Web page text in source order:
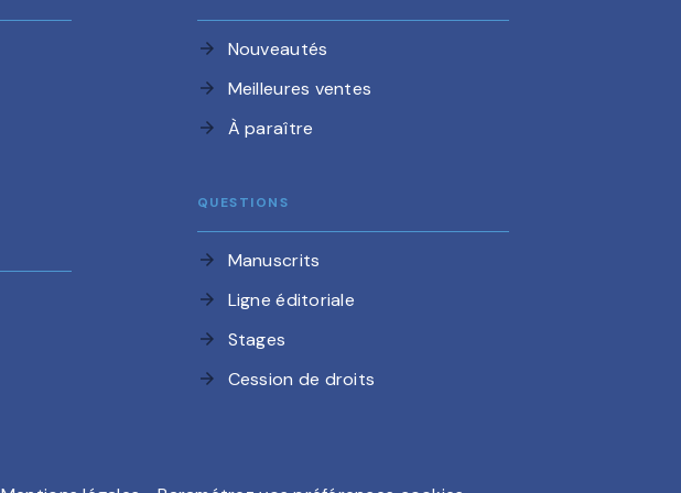
arrow_forward Nouveautés
arrow_forward Meilleures ventes
arrow_forward À paraître
QUESTIONS
arrow_forward Manuscrits
arrow_forward Ligne éditoriale
arrow_forward Stages
arrow_forward Cession de droits